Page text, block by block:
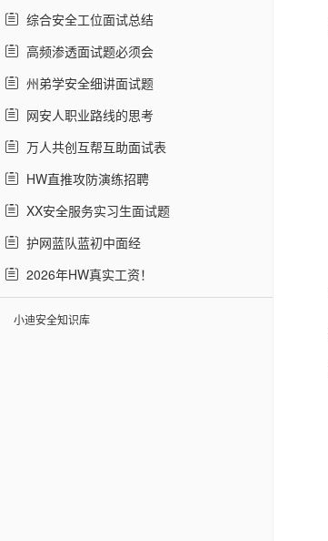
综合安全工位面试总结
高频渗透面试题必须会
州弟学安全细讲面试题
网安人职业路线的思考
万人共创互帮互助面试表
HW直推攻防演练招聘
XX安全服务实习生面试题
护网蓝队蓝初中面经
2026年HW真实工资！
小迪安全知识库